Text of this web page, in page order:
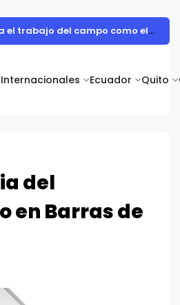
Internacionales Ecuador Quito
Muestra de arte contemporáneo reunió a cuerpo diplomático y artistas nacionales en la Academia Diplomática Galo Plaza
del
en Barras de